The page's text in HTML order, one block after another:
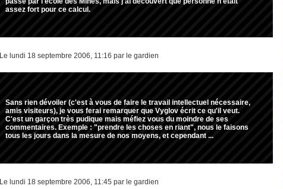
assez fort pour ce calcul.
Le lundi 18 septembre 2006, 11:16 par le gardien
Sans rien dévoiler (c'est à vous de faire le travail intellectuel nécessaire,
amis visiteurs), je vous ferai remarquer que Vyglov écrit ce qu'il veut.
C'est un garçon très pudique mais méfiez vous du moindre de ses
commentaires. Exemple : "prendre les choses en riant", nous le faisons
tous les jours dans la mesure de nos moyens, et cependant ...
Le lundi 18 septembre 2006, 11:45 par le gardien